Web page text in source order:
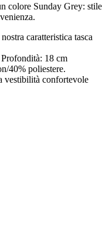
colore Sunday Grey: stile
caratteristica tasca
18 cm
40% poliestere.
vestibilità confortevole